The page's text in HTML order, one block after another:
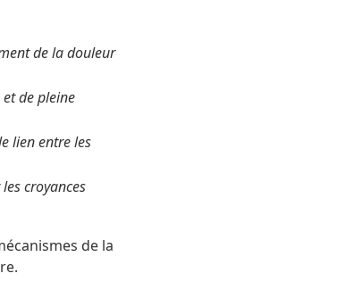
de la douleur
de pleine
lien entre les
croyances
de la